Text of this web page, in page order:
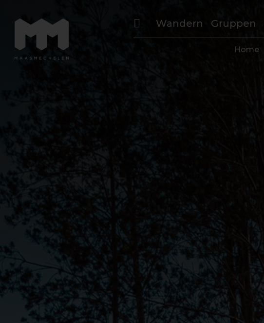
Wandern Gruppen
Home